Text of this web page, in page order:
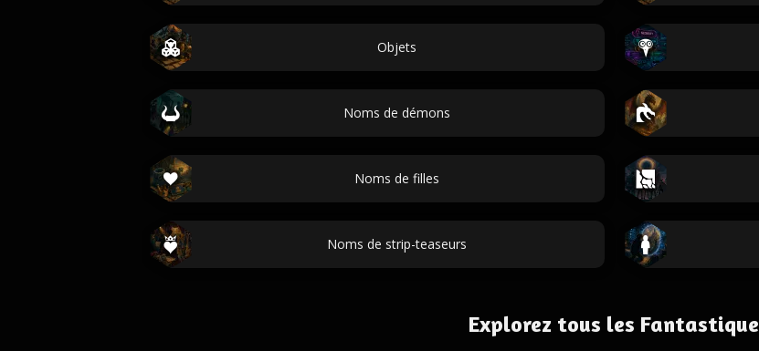
Objets
Noms de démons
Noms de filles
Noms de strip-teaseurs
Explorez tous les Fantastique